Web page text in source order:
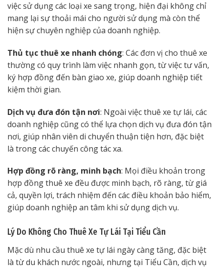
việc sử dụng các loại xe sang trọng, hiện đại không chỉ
mang lại sự thoải mái cho người sử dụng mà còn thể
hiện sự chuyên nghiệp của doanh nghiệp.
Thủ tục thuê xe nhanh chóng: Các đơn vị cho thuê xe
thường có quy trình làm việc nhanh gọn, từ việc tư vấn,
ký hợp đồng đến bàn giao xe, giúp doanh nghiệp tiết
kiệm thời gian.
Dịch vụ đưa đón tận nơi: Ngoài việc thuê xe tự lái, các
doanh nghiệp cũng có thể lựa chọn dịch vụ đưa đón tận
nơi, giúp nhân viên di chuyển thuận tiện hơn, đặc biệt
là trong các chuyến công tác xa.
Hợp đồng rõ ràng, minh bạch: Mọi điều khoản trong
hợp đồng thuê xe đều được minh bạch, rõ ràng, từ giá
cả, quyền lợi, trách nhiệm đến các điều khoản bảo hiểm,
giúp doanh nghiệp an tâm khi sử dụng dịch vụ.
Lý Do Không Cho Thuê Xe Tự Lái Tại Tiểu Cần
Mặc dù nhu cầu thuê xe tự lái ngày càng tăng, đặc biệt
là từ du khách nước ngoài, nhưng tại Tiểu Cần, dịch vụ